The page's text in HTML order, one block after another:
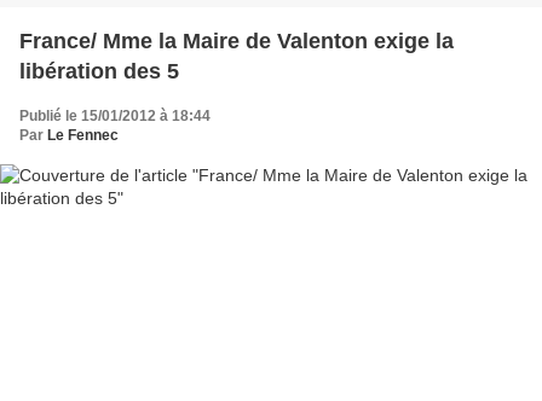
France/ Mme la Maire de Valenton exige la
libération des 5
Publié le 15/01/2012 à 18:44
Par Le Fennec